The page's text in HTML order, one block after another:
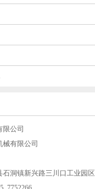
限公司
械有限公司
石洞镇新兴路三川口工业园区